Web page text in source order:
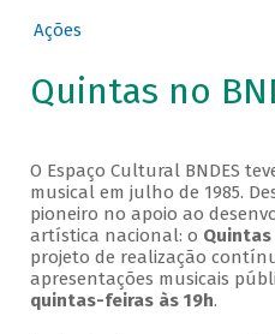
Ações
Quintas no
O Espaço Cultural BNDES
musical em julho de 1985.
pioneiro no apoio ao
artística nacional: o Quintas
projeto de realização
apresentações musicais
quintas-feiras às 19h.